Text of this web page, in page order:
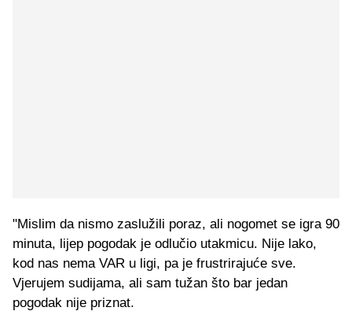
"Mislim da nismo zaslužili poraz, ali nogomet se igra 90
minuta, lijep pogodak je odlučio utakmicu. Nije lako,
kod nas nema VAR u ligi, pa je frustrirajuće sve.
Vjerujem sudijama, ali sam tužan što bar jedan
pogodak nije priznat.